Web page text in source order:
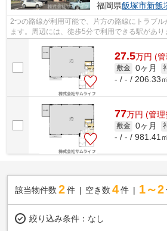
福岡県飯塚市新飯
2つの路線が利用可能で、片方の路線にトラブル
ます。周辺には、徒歩5分で利用できる駅があり
27.5万円 (
敷金 0ヶ月
- / - / 206.33
77万円 (管理
敷金 0ヶ月
- / - / 981.41
該当物件数 2件 空き数 4 件 1～2
絞り込み条件： なし